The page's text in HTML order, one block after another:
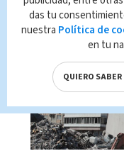
08:00 27-02-
das tu
nuestra Política de
en tu
QUIERO